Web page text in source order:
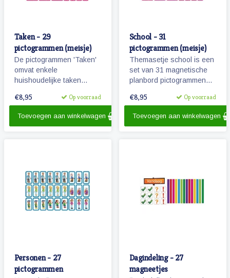
Taken - 29
pictogrammen (meisje)
De pictogrammen 'Taken'
omvat enkele
huishoudelijke taken
helpen.
€8,95 Op voorraad
Toevoegen aan winkelwagen
School - 31
pictogrammen (meisje)
Themasetje school is een
set van 31 magnetische
planbord pictogrammen
o.a. school, overblijven en
€8,95 Op voorraad
Toevoegen aan winkelwagen
Personen - 27
pictogrammen
Dagindeling - 27
magneetjes